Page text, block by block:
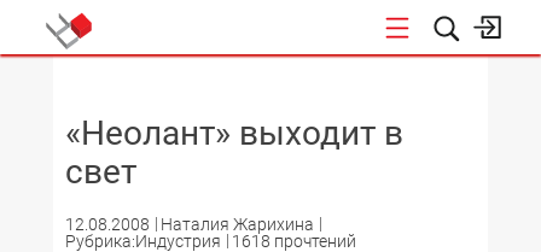
«Неолант» выходит в
свет
12.08.2008
Наталия Жарихина
Рубрика:Индустрия
1618 прочтений